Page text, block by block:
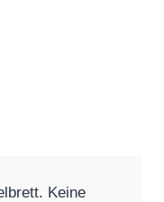
Keine